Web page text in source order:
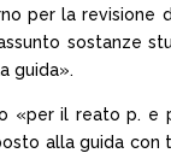
per la
sostanze
guida».
il reato p. e
alla guida